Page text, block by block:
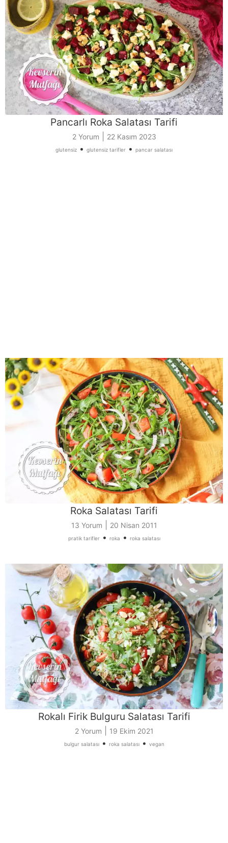
Pancarlı Roka Salatası Tarifi
2 Yorum 22 Kasım 2023
glutensiz • glutensiz tarifler • pancar salatası
Roka Salatası Tarifi
13 Yorum 20 Nisan 2011
pratik tarifler• roka • roka salatası
Rokalı Firik Bulguru Salatası Tarifi
2 Yorum 19 Ekim 2021
bulgur salatası• roka salatası• vegan